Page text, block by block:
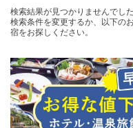
検索結果が見つかりませんでした
検索条件を変更するか、以下の
宿をお探しください。